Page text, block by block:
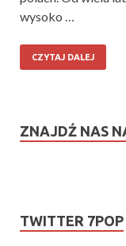
wysoko …
CZYTAJ DALEJ
ZNAJDŹ NAS
TWITTER 7POP